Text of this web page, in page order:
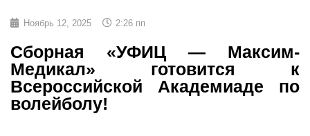
Ноябрь 12, 2025 2:26 пп
Сборная «УФИЦ — Максим-
Медикал» готовится к
Всероссийской Академиаде по
волейболу!